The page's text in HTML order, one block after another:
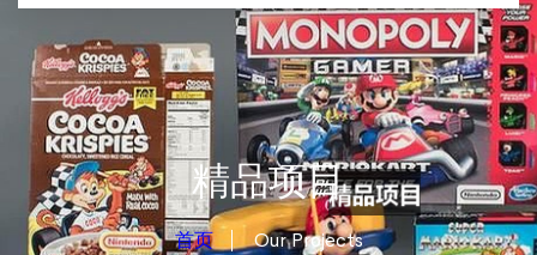
精品项目
首页 Our Projects